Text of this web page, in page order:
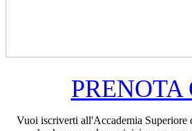
PRENOTA
Vuoi iscriverti all'Accademia Superiore